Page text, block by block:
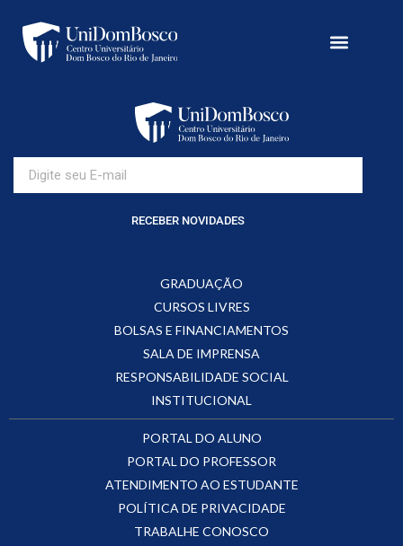
RECEBER NOVIDADES
GRADUAÇÃO
CURSOS LIVRES
BOLSAS E FINANCIAMENTOS
SALA DE IMPRENSA
RESPONSABILIDADE SOCIAL
INSTITUCIONAL
PORTAL DO ALUNO
PORTAL DO PROFESSOR
ATENDIMENTO AO ESTUDANTE
POLÍTICA DE PRIVACIDADE
TRABALHE CONOSCO